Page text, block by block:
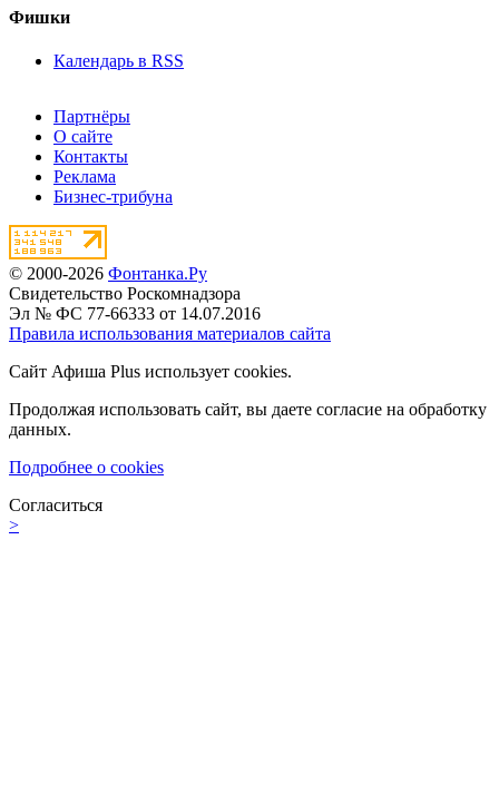
Фишки
Календарь в RSS
Партнёры
О сайте
Контакты
Реклама
Бизнес-трибуна
© 2000-2026 Фонтанка.Ру
Свидетельство Роскомнадзора
Эл № ФС 77-66333 от 14.07.2016
Правила использования материалов сайта
Сайт Афиша Plus использует cookies.
Продолжая использовать сайт, вы даете согласие на обработку
данных.
Подробнее о cookies
Согласиться
>